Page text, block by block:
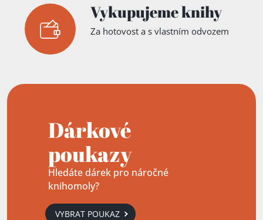
Vykupujeme knihy
Za hotovost a s vlastním odvozem
Dárkové
poukazy
Hledáte dárek pro náročné
knihomoly?
VYBRAT POUKAZ